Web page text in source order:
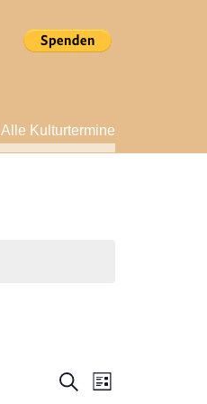
Alle Kulturtermine
Suche
Liste